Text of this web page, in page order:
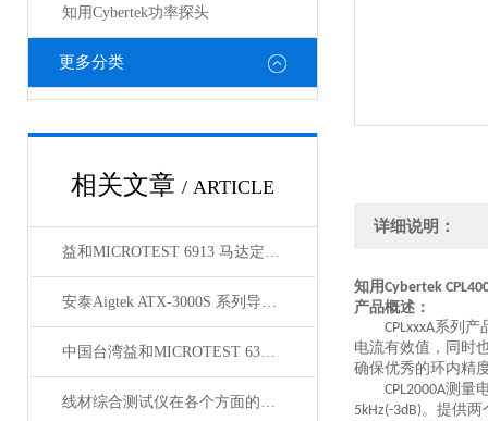
知用Cybertek功率探头
更多分类
相关文章 / ARTICLE
益和MICROTEST 6913 马达定子测试系统
安泰Aigtek ATX-3000S 系列导通线束测试仪
中国台湾益和MICROTEST 6374 LCR测试仪
线材综合测试仪在各个方面的注意事项
详细说明：
知用Cybertek
产品概述：
CPLxxxA系列产
电流有效值，同时
确保优秀的环内精
CPL2000A测量
5kHz(-3dB)。提供两